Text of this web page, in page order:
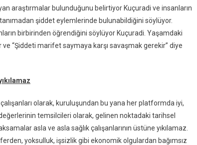
araştırmalar bulunduğunu belirtiyor Kuçuradi ve insanların
şiddet eylemlerinde bulunabildiğini söylüyor.
birbirinden öğrendiğini söylüyor Kuçuradi. Yaşamdaki
“Şiddeti marifet saymaya karşı savaşmak gerekir” diye
olarak, kuruluşundan bu yana her platformda iyi,
temsilcileri olarak, gelinen noktadaki tarihsel
asla ve asla sağlık çalışanlarının üstüne yıkılamaz.
yoksulluk, işsizlik gibi ekonomik olgulardan bağımsız